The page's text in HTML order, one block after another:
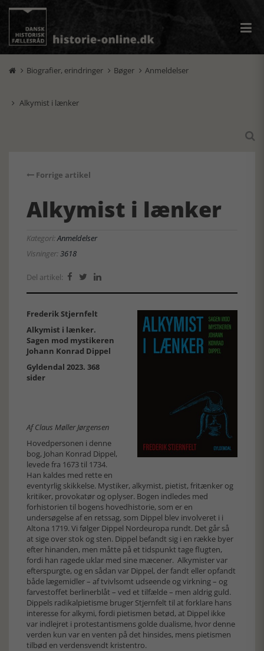
 Biografier, erindringer  Bøger  Anmeldelser
 Alkymist i lænker

Forrige artikel
Alkymist i lænker
Kategori:Anmeldelser
Visninger:3618
Del artikel:   
Frederik Stjernfelt
Alkymist i lænker.
Sagen mod mystikeren
Johann Konrad Dippel
Gyldendal 2023. 368
sider
Af Claus Møller Jørgensen
Hovedpersonen i denne
bog, Johan Konrad Dippel,
levede fra 1673 til 1734.
Han kaldes med rette en
eventyrlig skikkelse. Mystiker, alkymist, pietist, fritænker og
kritiker, provokatør og oplyser. Bogen indledes med
forhistorien til bogens hovedhistorie, som er en
undersøgelse af en retssag, som Dippel blev involveret i i
Altona 1719. Vi følger Dippel Nordeuropa rundt. Det går så
at sige over stok og sten. Dippel befandt sig i en række byer
efter hinanden, men måtte på et tidspunkt tage flugten,
fordi han ragede uklar med sine mæcener. Alkymister var
efterspurgte, og en sådan var Dippel, der fandt eller opfandt
både lægemidler – af tvivlsomt udseende og virkning – og
farvestoffet berlinerblåt – ved et tilfælde – men aldrig guld.
Dippels radikalpietisme bruger Stjernfelt til at forklare hans
interesse for alkymi, fordi pietismen betød, at Dippel ikke
var indlejret i protestantismens golde dualisme, hvor denne
verden kun var en venten på det hinsides, mens pietismen
tilbød en verdensvendt kristentro.